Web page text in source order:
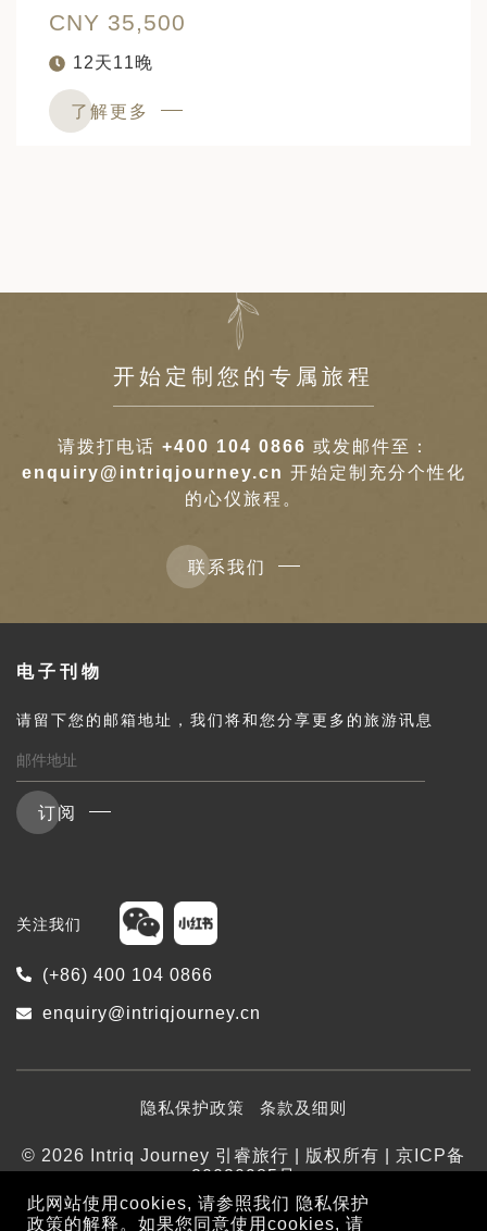
CNY 35,500
12天11晚
了解更多
开始定制您的专属旅程
请拨打电话 +400 104 0866 或发邮件至：
enquiry@intriqjourney.cn 开始定制充分个性化
的心仪旅程。
联系我们
电子刊物
请留下您的邮箱地址，我们将和您分享更多的旅游讯息
订阅
关注我们
(+86) 400 104 0866
enquiry@intriqjourney.cn
隐私保护政策 条款及细则
© 2026 Intriq Journey 引睿旅行 | 版权所有 | 京ICP备
20020985号
此网站使用cookies, 请参照我们 隐私保护
政策的解释。如果您同意使用cookies, 请